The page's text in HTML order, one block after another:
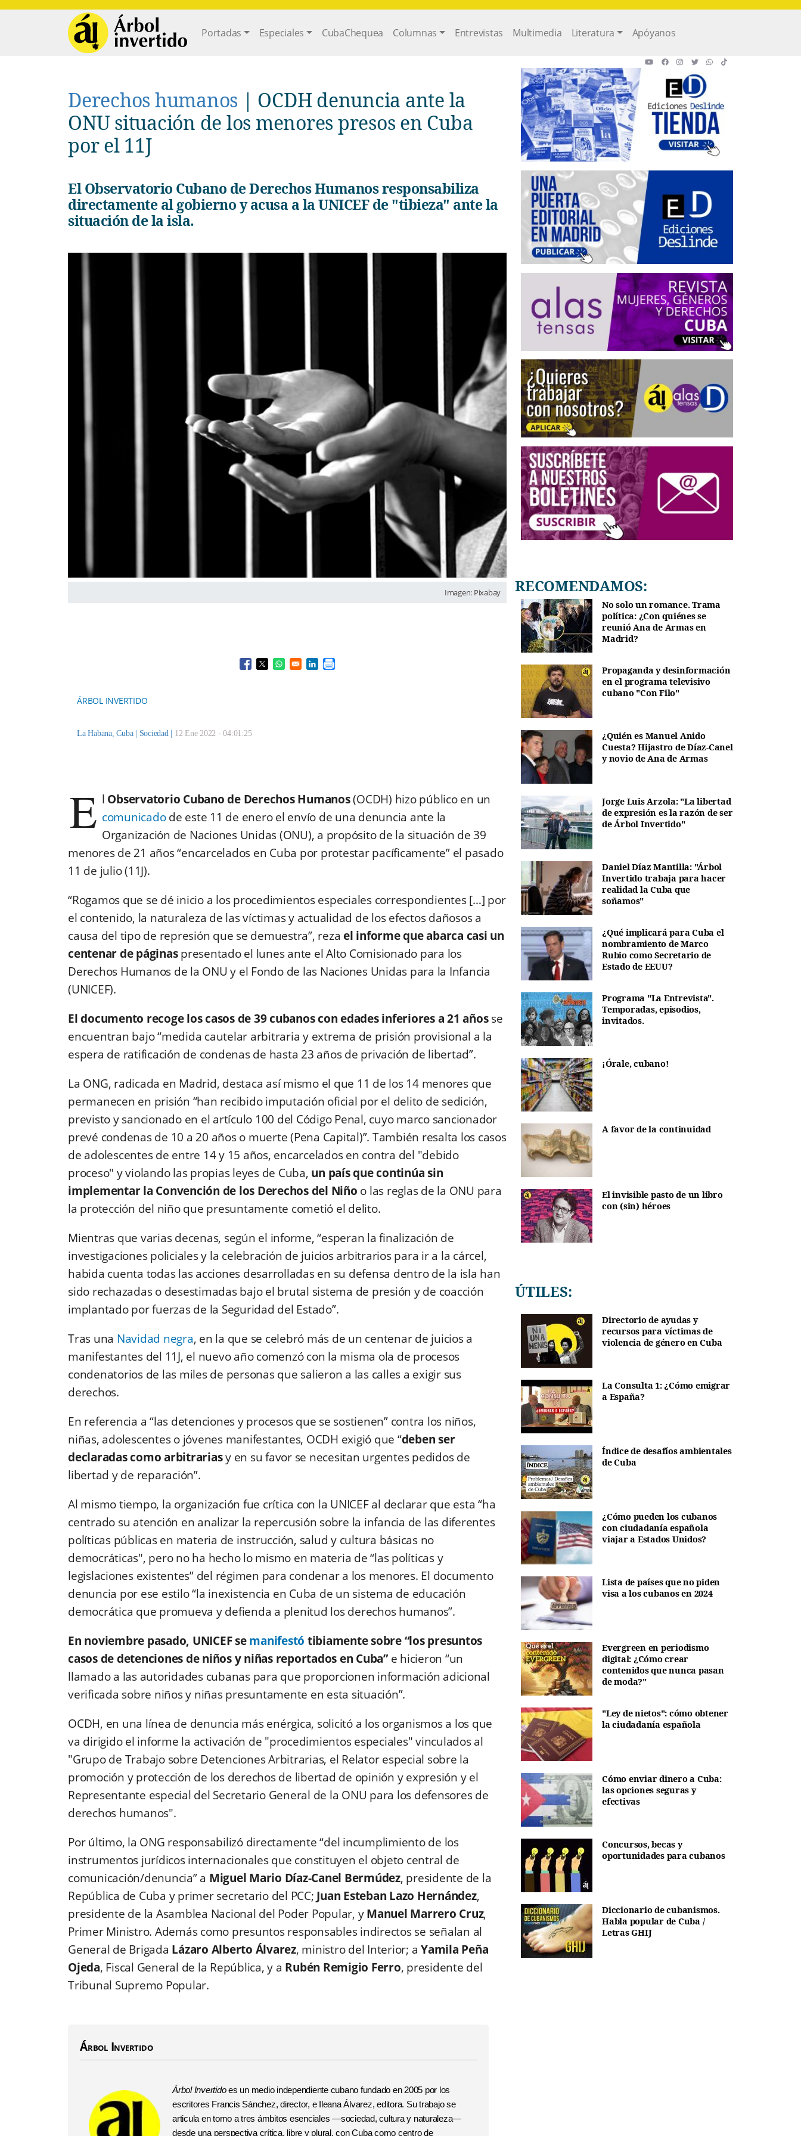
Main navigation
Portadas Especiales CubaChequea Columnas Entrevistas Multimedia Literatura Apóyanos
Derechos humanos | OCDH denuncia ante la
ONU situación de los menores presos en Cuba
por el 11J
El Observatorio Cubano de Derechos Humanos responsabiliza
directamente al gobierno y acusa a la UNICEF de "tibieza" ante la
situación de la isla.
Imagen: Pixabay
Opens in a new window
Opens in a new window
Opens in a new window
Opens in a new window
ÁRBOL INVERTIDO
La Habana, Cuba | Sociedad | 12 Ene 2022 - 04:01:25
E l Observatorio Cubano de Derechos Humanos(OCDH) hizo público en un
comunicadode este 11 de enero el envío de una denuncia ante la
Organización de Naciones Unidas (ONU), a propósito de la situación de 39
menores de 21 años “encarcelados en Cuba por protestar pacíficamente” el pasado
11 de julio (11J).
“Rogamos que se dé inicio a los procedimientos especiales correspondientes […] por
el contenido, la naturaleza de las víctimas y actualidad de los efectos dañosos a
causa del tipo de represión que se demuestra”, reza el informe que abarca casi un
centenar de páginaspresentado el lunes ante el Alto Comisionado para los
Derechos Humanos de la ONU y el Fondo de las Naciones Unidas para la Infancia
(UNICEF).
El documento recoge los casos de 39 cubanos con edades inferiores a 21 añosse
encuentran bajo “medida cautelar arbitraria y extrema de prisión provisional a la
espera de ratificación de condenas de hasta 23 años de privación de libertad”.
La ONG, radicada en Madrid, destaca así mismo el que 11 de los 14 menores que
permanecen en prisión “han recibido imputación oficial por el delito de sedición,
previsto y sancionado en el artículo 100 del Código Penal, cuyo marco sancionador
prevé condenas de 10 a 20 años o muerte (Pena Capital)”. También resalta los casos
de adolescentes de entre 14 y 15 años, encarcelados en contra del "debido
proceso" y violando las propias leyes de Cuba, un país que continúa sin
implementar la Convención de los Derechos del Niño o las reglas de la ONU para
la protección del niño que presuntamente cometió el delito.
Mientras que varias decenas, según el informe, “esperan la finalización de
investigaciones policiales y la celebración de juicios arbitrarios para ir a la cárcel,
habida cuenta todas las acciones desarrolladas en su defensa dentro de la isla han
sido rechazadas o desestimadas bajo el brutal sistema de presión y de coacción
implantado por fuerzas de la Seguridad del Estado”.
Tras una Navidad negra, en la que se celebró más de un centenar de juicios a
manifestantes del 11J, el nuevo año comenzó con la misma ola de procesos
condenatorios de las miles de personas que salieron a las calles a exigir sus
derechos.
En referencia a “las detenciones y procesos que se sostienen” contra los niños,
niñas, adolescentes o jóvenes manifestantes, OCDH exigió que “deben ser
declaradas como arbitrariasy en su favor se necesitan urgentes pedidos de
libertad y de reparación”.
Al mismo tiempo, la organización fue crítica con la UNICEF al declarar que esta “ha
centrado su atención en analizar la repercusión sobre la infancia de las diferentes
políticas públicas en materia de instrucción, salud y cultura básicas no
democráticas", pero no ha hecho lo mismo en materia de “las políticas y
legislaciones existentes” del régimen para condenar a los menores. El documento
denuncia por ese estilo “la inexistencia en Cuba de un sistema de educación
democrática que promueva y defienda a plenitud los derechos humanos”.
En noviembre pasado, UNICEF semanifestó tibiamente sobre “los presuntos
casos de detenciones de niños y niñas reportados en Cuba”e hicieron “un
llamado a las autoridades cubanas para que proporcionen información adicional
verificada sobre niños y niñas presuntamente en esta situación”.
OCDH, en una línea de denuncia más enérgica, solicitó a los organismos a los que
va dirigido el informe la activación de "procedimientos especiales" vinculados al
"Grupo de Trabajo sobre Detenciones Arbitrarias, el Relator especial sobre la
promoción y protección de los derechos de libertad de opinión y expresión y el
Representante especial del Secretario General de la ONU para los defensores de
derechos humanos".
Por último, la ONG responsabilizó directamente “del incumplimiento de los
instrumentos jurídicos internacionales que constituyen el objeto central de
comunicación/denuncia” a Miguel Mario Díaz-Canel Bermúdez, presidente de la
República de Cuba y primer secretario del PCC; Juan Esteban Lazo Hernández,
presidente de la Asamblea Nacional del Poder Popular, yManuel Marrero Cruz,
Primer Ministro. Además como presuntos responsables indirectos se señalan al
General de Brigada Lázaro Alberto Álvarez, ministro del Interior; a Yamila Peña
Ojeda, Fiscal General de la República, y a Rubén Remigio Ferro, presidente del
Tribunal Supremo Popular.
Árbol Invertido
Árbol Invertidoes un medio independiente cubano fundado en 2005 por los
escritores Francis Sánchez, director, e Ileana Álvarez, editora. Su trabajo se
articula en torno a tres ámbitos esenciales —sociedad, cultura y naturaleza—
desde una perspectiva crítica, libre y plural, con Cuba como centro de
RECOMENDAMOS:
No solo un romance. Trama
política: ¿Con quiénes se
reunió Ana de Armas en
Madrid?
Propaganda y desinformación
en el programa televisivo
cubano "Con Filo"
¿Quién es Manuel Anido
Cuesta? Hijastro de Díaz-Canel
y novio de Ana de Armas
Jorge Luis Arzola: "La libertad
de expresión es la razón de ser
de Árbol Invertido"
Daniel Díaz Mantilla: "Árbol
Invertido trabaja para hacer
realidad la Cuba que
soñamos"
¿Qué implicará para Cuba el
nombramiento de Marco
Rubio como Secretario de
Estado de EEUU?
Programa "La Entrevista".
Temporadas, episodios,
invitados.
¡Órale, cubano!
A favor de la continuidad
El invisible pasto de un libro
con (sin) héroes
ÚTILES:
Directorio de ayudas y
recursos para víctimas de
violencia de género en Cuba
La Consulta 1: ¿Cómo emigrar
a España?
Índice de desafíos ambientales
de Cuba
¿Cómo pueden los cubanos
con ciudadanía española
viajar a Estados Unidos?
Lista de países que no piden
visa a los cubanos en 2024
Evergreen en periodismo
digital: ¿Cómo crear
contenidos que nunca pasan
de moda?"
"Ley de nietos": cómo obtener
la ciudadanía española
Cómo enviar dinero a Cuba:
las opciones seguras y
efectivas
Concursos, becas y
oportunidades para cubanos
Diccionario de cubanismos.
Habla popular de Cuba /
Letras GHIJ